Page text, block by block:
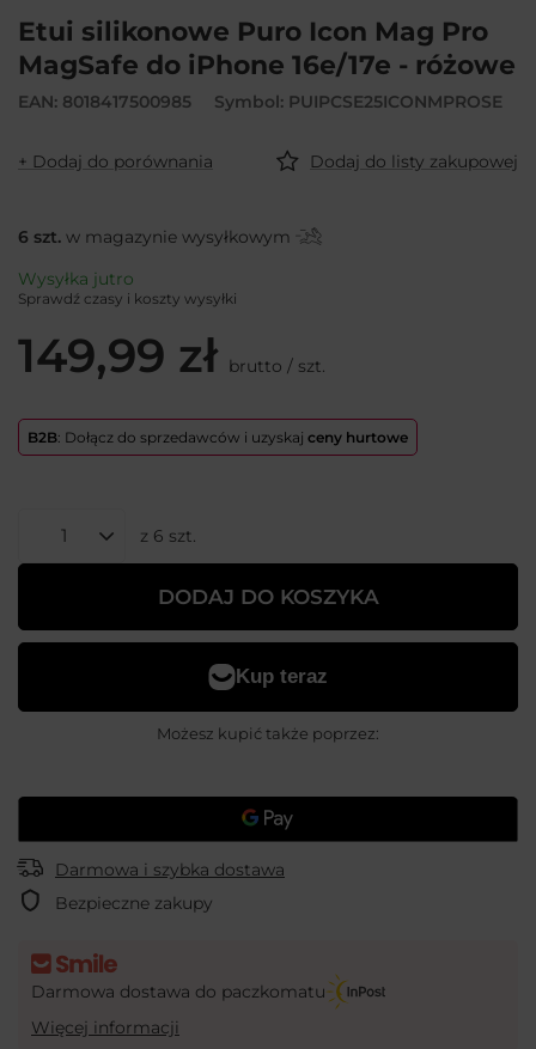
Etui silikonowe Puro Icon Mag Pro
MagSafe do iPhone 16e/17e - różowe
EAN: 8018417500985 Symbol: PUIPCSE25ICONMPROSE
+ Dodaj do porównania Dodaj do listy zakupowej
6 szt. w magazynie wysyłkowym
Wysyłka jutro
Sprawdź czasy i koszty wysyłki
149,99 zł brutto / szt.
B2B: Dołącz do sprzedawców i uzyskaj ceny hurtowe
z 6 szt.
DODAJ DO KOSZYKA
Możesz kupić także poprzez:
Darmowa i szybka dostawa
Bezpieczne zakupy
Darmowa dostawa do paczkomatu
Więcej informacji